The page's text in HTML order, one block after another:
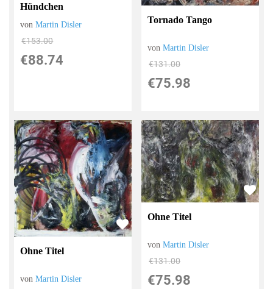
Hündchen
vonMartin Disler
€153.00
€88.74
Tornado Tango
vonMartin Disler
€131.00
€75.98
Ohne Titel
vonMartin Disler
Ohne Titel
vonMartin Disler
€131.00
€75.98